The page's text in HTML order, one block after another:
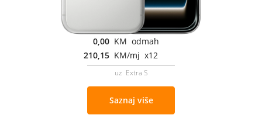
0,00 KM odmah
210,15 KM/mj x12
uz Extra S
Saznaj više